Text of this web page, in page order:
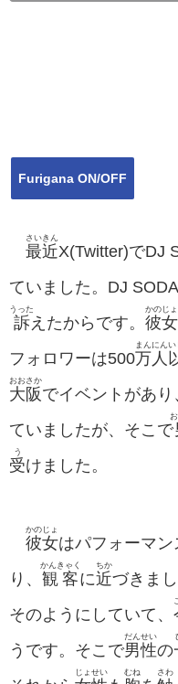
Furigana ON/OFF
最近
さいきん
X(Twitter)でDJ
ていました。DJ
訴
うった
えたからです。 彼女
かのじょ
フォロワーは500万
まん
人
にん い
大阪
おおさか
でイベントがあ
ていましたが、そこで
受
う
けました。
彼女
かのじょ
はパフォーマン
り、 観客
かんきゃく
に近
ちか
づきまし
そのようにしていて、
うです。そこで男性
だんせい
の
じょせい むね さわ